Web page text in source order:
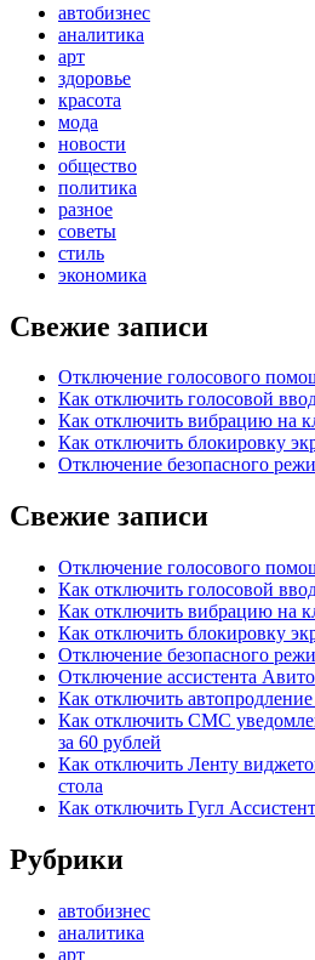
автобизнес
аналитика
арт
здоровье
красота
мода
новости
общество
политика
разное
советы
стиль
экономика
Свежие записи
Отключение голосового
Как отключить голосовой
Как отключить вибрацию на
Как отключить блокировку
Отключение безопасного
Свежие записи
Отключение голосового
Как отключить голосовой
Как отключить вибрацию на
Как отключить блокировку
Отключение безопасного
Отключение ассистента Авито
Как отключить
Как отключить СМС
за 60 рублей
Как отключить Ленту
стола
Как отключить Гугл
Рубрики
автобизнес
аналитика
арт